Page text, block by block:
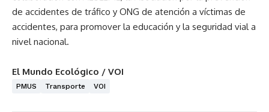
de accidentes de tráfico y ONG de atención a víctimas de
accidentes, para promover la educación y la seguridad vial a
nivel nacional.
El Mundo Ecológico / VOI
PMUS Transporte VOI